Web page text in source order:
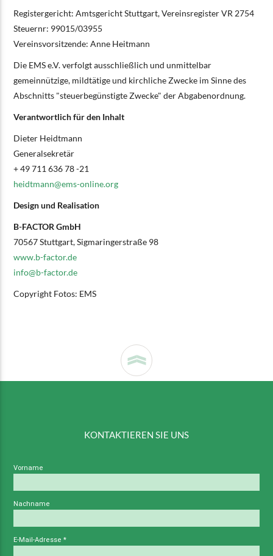
Registergericht: Amtsgericht Stuttgart, Vereinsregister VR 2754
Steuernr: 99015/03955
Vereinsvorsitzende: Anne Heitmann
Die EMS e.V. verfolgt ausschließlich und unmittelbar
gemeinnützige, mildtätige und kirchliche Zwecke im Sinne des
Abschnitts "steuerbegünstigte Zwecke" der Abgabenordnung.
Verantwortlich für den Inhalt
Dieter Heidtmann
Generalsekretär
+ 49 711 636 78 -21
heidtmann@ems-online.org
Design und Realisation
B-FACTOR GmbH
70567 Stuttgart, Sigmaringerstraße 98
www.b-factor.de
info@b-factor.de
Copyright Fotos: EMS
KONTAKTIEREN SIE UNS
Vorname
Nachname
E-Mail-Adresse*